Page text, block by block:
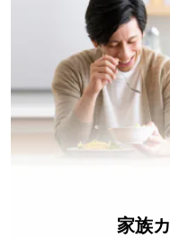
支払いサー